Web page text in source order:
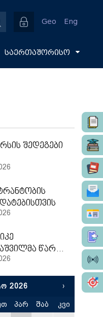
Geo Eng
საერთაშორისო
შედეგები
მერებაშვილმა წარჩინებით დაასრულა ეტვოშ ლორანის უნივერსიტეტის სამაგისტრო პროგრამა
2026 ›
პარ შაბ კვი